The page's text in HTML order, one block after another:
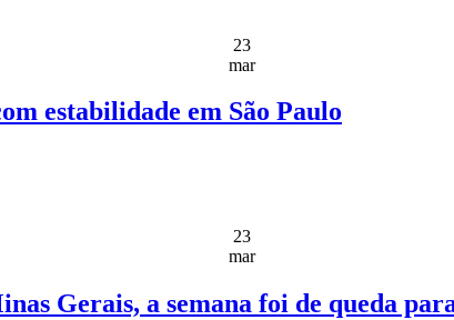
23
mar
estabilidade em São Paulo
23
mar
Gerais, a semana foi de queda